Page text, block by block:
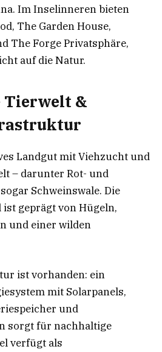
Im Inselinneren bieten
The Garden House,
The Forge Privatsphäre,
auf die Natur.
Tierwelt &
Landgut mit Viehzucht und
– darunter Rot- und
Schweinswale. Die
geprägt von Hügeln,
und einer wilden
ist vorhanden: ein
mit Solarpanels,
und
sorgt für nachhaltige
verfügt als